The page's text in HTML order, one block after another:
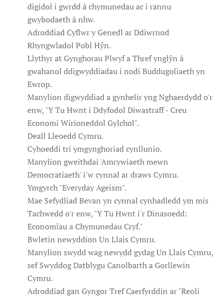
digidol i gwrdd â chymunedau ac i rannu
gwybodaeth â nhw.
Adroddiad Cyflwr y Genedl ar Ddiwrnod
Rhyngwladol Pobl Hŷn.
Llythyr at Gynghorau Plwyf a Thref ynglŷn â
gwahanol ddigwyddiadau i nodi Buddugoliaeth yn
Ewrop.
Manylion digwyddiad a gynhelir yng Nghaerdydd o'r
enw, "Y Tu Hwnt i Ddyfodol Diwastraff - Creu
Economi Wirioneddol Gylchol".
Deall Lleoedd Cymru.
Cyhoeddi tri ymgynghoriad cynllunio.
Manylion gweithdai 'Amrywiaeth mewn
Democratiaeth' i'w cynnal ar draws Cymru.
Ymgyrch "Everyday Ageism".
Mae Sefydliad Bevan yn cynnal cynhadledd ym mis
Tachwedd o'r enw, "Y Tu Hwnt i'r Dinasoedd:
Economïau a Chymunedau Cryf."
Bwletin newyddion Un Llais Cymru.
Manylion swydd wag newydd gydag Un Llais Cymru,
sef Swyddog Datblygu Canolbarth a Gorllewin
Cymru.
Adroddiad gan Gyngor Tref Caerfyrddin ar "Reoli